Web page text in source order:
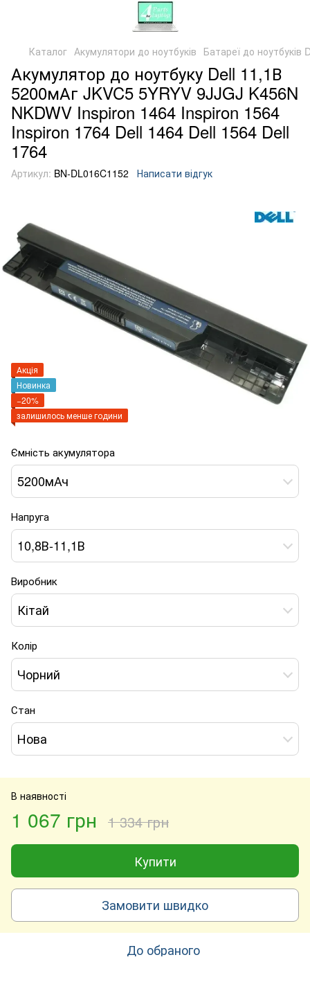
Каталог Акумулятори до ноутбуків Батареї до ноутбуків
Акумулятор до ноутбуку Dell 11,1В
5200мАг JKVC5 5YRYV 9JJGJ K456N
NKDWV Inspiron 1464 Inspiron 1564
Inspiron 1764 Dell 1464 Dell 1564 Dell
1764
Артикул: BN-DL016C1152 Написати відгук
Акція
Новинка
−20%
залишилось менше години
Ємність акумулятора
5200мАч
Напруга
10,8В-11,1В
Виробник
Кітай
Колір
Чорний
Стан
Нова
В наявності
1 067 грн 1 334 грн
Купити
Замовити швидко
До обраного